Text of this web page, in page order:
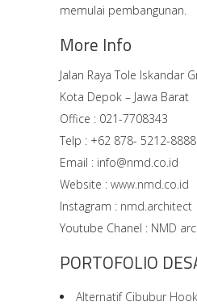
memulai pembangunan.
More Info
Jalan Raya Tole Iskandar
Kota Depok – Jawa Barat
Office : 021-7708343
Telp : +62 878- 5212-8888
Email : info@nmd.co.id
Website : www.nmd.co.id
Instagram : nmd.architect
Youtube Chanel : NMD
PORTOFOLIO
Alternatif Cibubur